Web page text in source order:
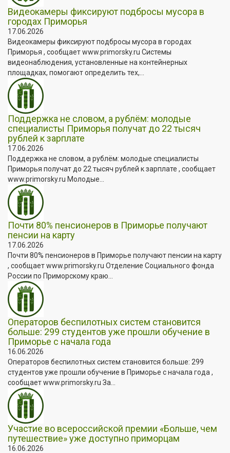
Видеокамеры фиксируют подбросы мусора в
городах Приморья
17.06.2026
Видеокамеры фиксируют подбросы мусора в городах
Приморья , сообщает www.primorsky.ru Системы
видеонаблюдения, установленные на контейнерных
площадках, помогают определить тех,...
Поддержка не словом, а рублём: молодые
специалисты Приморья получат до 22 тысяч
рублей к зарплате
17.06.2026
Поддержка не словом, а рублём: молодые специалисты
Приморья получат до 22 тысяч рублей к зарплате , сообщает
www.primorsky.ru Молодые...
Почти 80% пенсионеров в Приморье получают
пенсии на карту
17.06.2026
Почти 80% пенсионеров в Приморье получают пенсии на карту
, сообщает www.primorsky.ru Отделение Социального фонда
России по Приморскому краю...
Операторов беспилотных систем становится
больше: 299 студентов уже прошли обучение в
Приморье с начала года
16.06.2026
Операторов беспилотных систем становится больше: 299
студентов уже прошли обучение в Приморье с начала года ,
сообщает www.primorsky.ru За...
Участие во всероссийской премии «Больше, чем
путешествие» уже доступно приморцам
16.06.2026